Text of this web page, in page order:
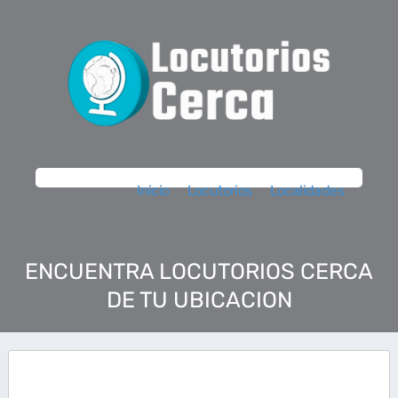
Inicio Locutorios Localidades
ENCUENTRA LOCUTORIOS CERCA
DE TU UBICACION